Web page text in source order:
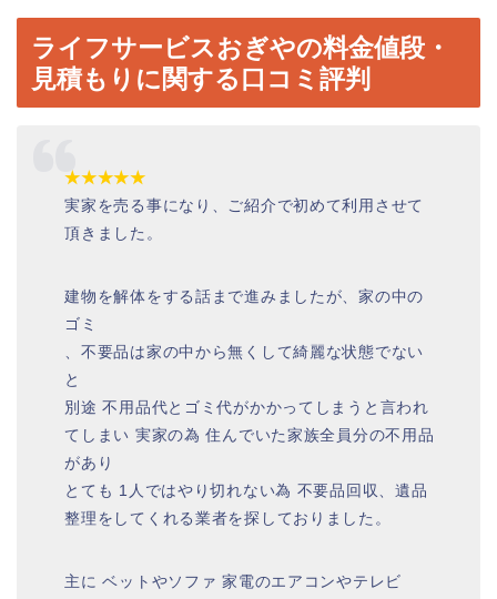
ライフサービスおぎやの料金値段・
見積もりに関する口コミ評判
★★★★★
実家を売る事になり、ご紹介で初めて利用させて
頂きました。
建物を解体をする話まで進みましたが、家の中の
ゴミ
、不要品は家の中から無くして綺麗な状態でない
と
別途 不用品代とゴミ代がかかってしまうと言われ
てしまい 実家の為 住んでいた家族全員分の不用品
があり
とても 1人ではやり切れない為 不要品回収、遺品
整理をしてくれる業者を探しておりました。
主に ベットやソファ 家電のエアコンやテレビ